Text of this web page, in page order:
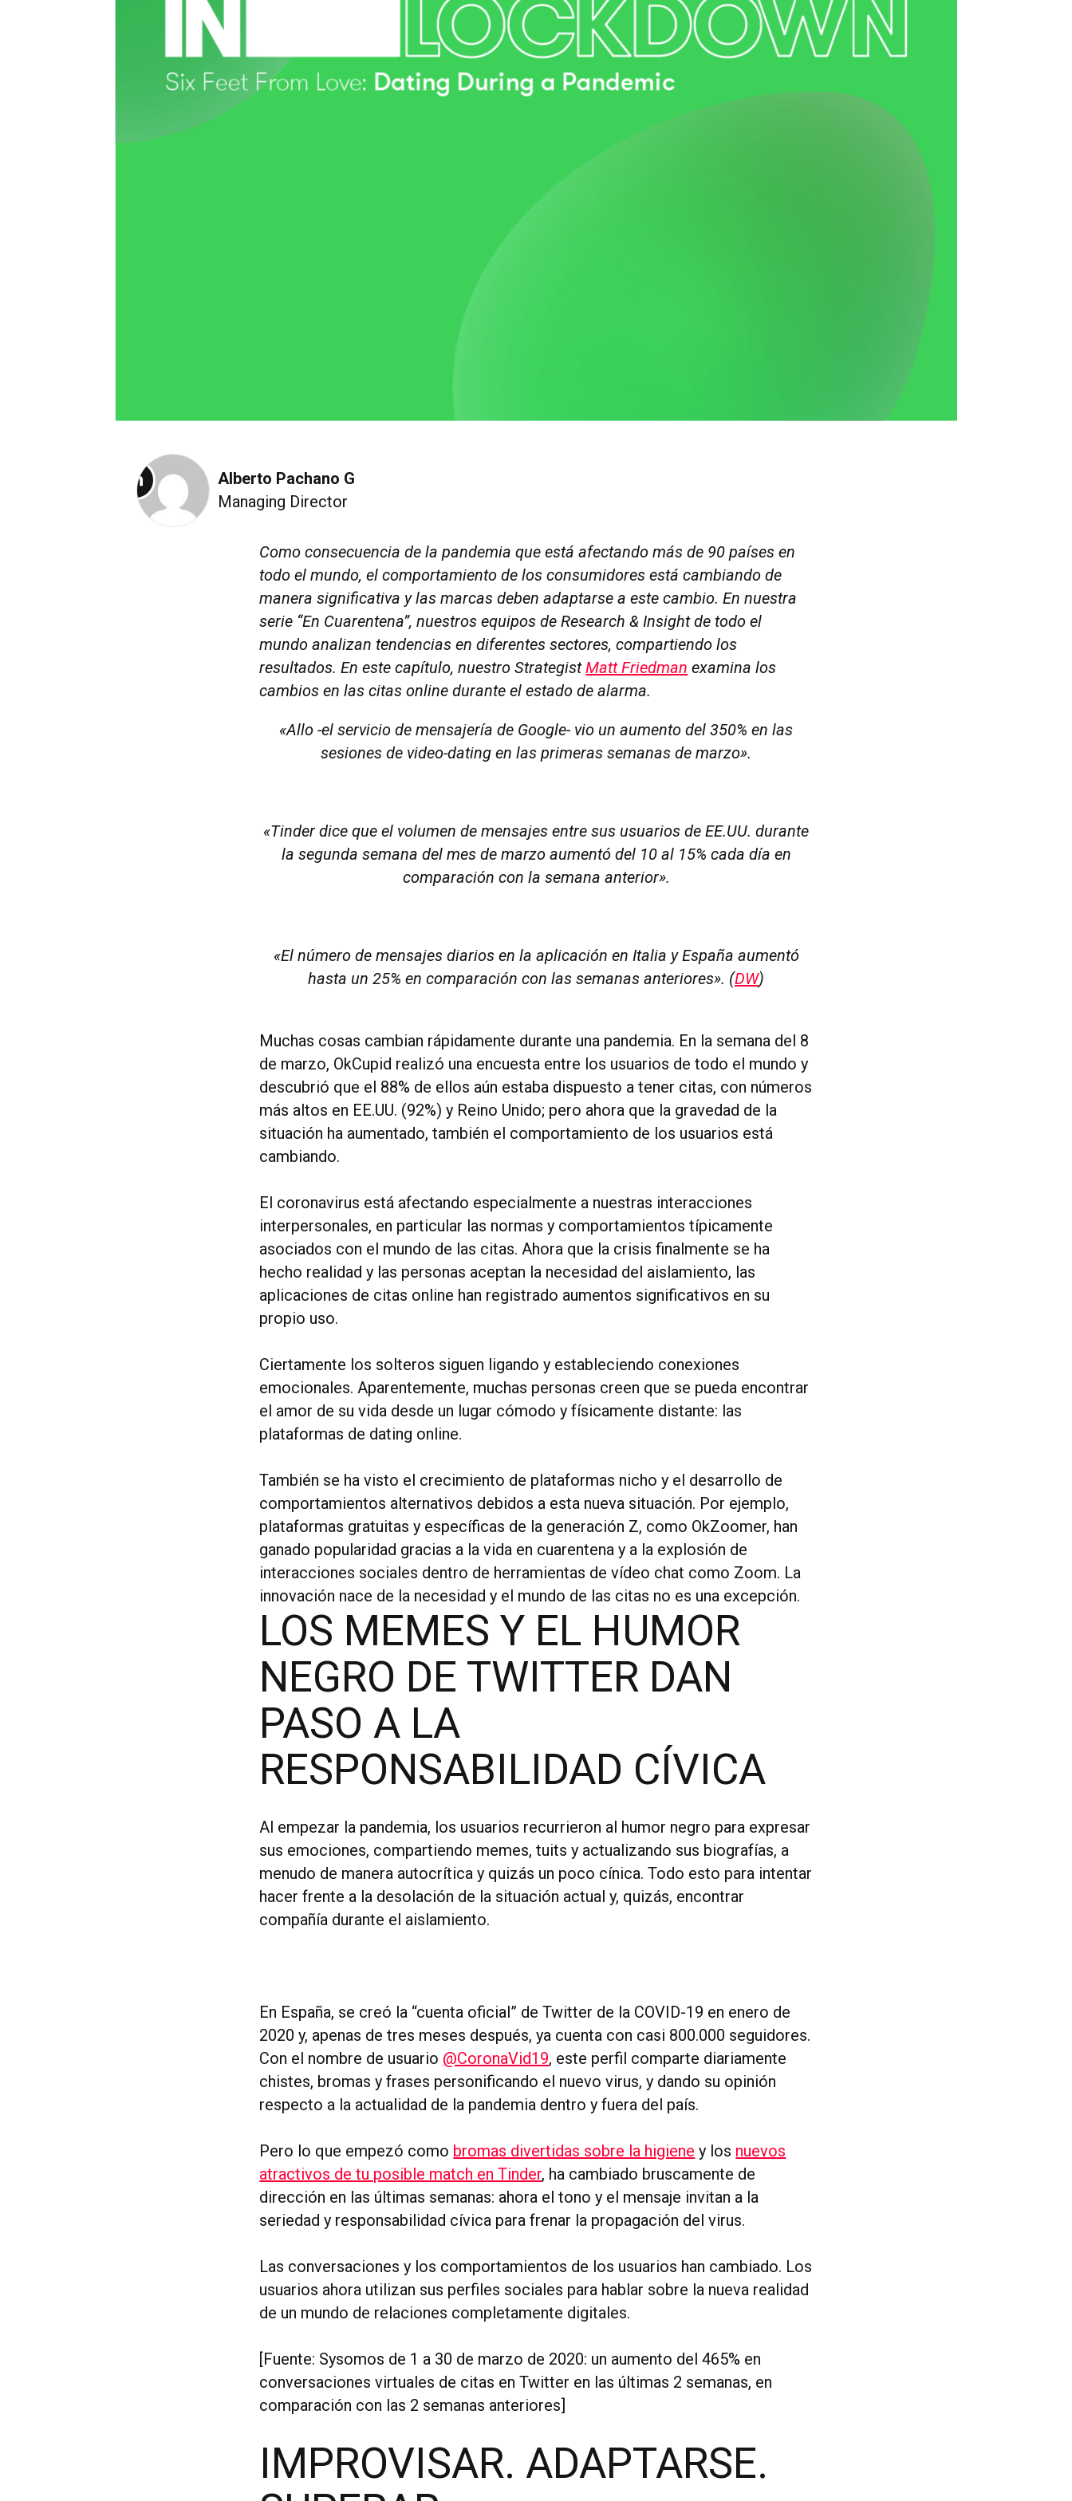
Select
to
Alberto Pachano G
Managing Director
Como consecuencia de la pandemia que está afectando más de 90 países en
todo el mundo, el comportamiento de los consumidores está cambiando de
manera significativa y las marcas deben adaptarse a este cambio. En nuestra
serie “En Cuarentena”, nuestros equipos de Research & Insight de todo el
mundo analizan tendencias en diferentes sectores, compartiendo los
resultados. En este capítulo, nuestro StrategistMatt Friedman examina los
cambios en las citas online durante el estado de alarma.
«Allo -el servicio de mensajería de Google- vio un aumento del 350% en las
sesiones de video-dating en las primeras semanas de marzo».
«Tinder dice que el volumen de mensajes entre sus usuarios de EE.UU. durante
la segunda semana del mes de marzo aumentó del 10 al 15% cada día en
comparación con la semana anterior».
«El número de mensajes diarios en la aplicación en Italia y España aumentó
hasta un 25% en comparación con las semanas anteriores». (DW)
Muchas cosas cambian rápidamente durante una pandemia. En la semana del 8
de marzo, OkCupid realizó una encuesta entre los usuarios de todo el mundo y
descubrió que el 88% de ellos aún estaba dispuesto a tener citas, con números
más altos en EE.UU. (92%) y Reino Unido; pero ahora que la gravedad de la
situación ha aumentado, también el comportamiento de los usuarios está
cambiando.
El coronavirus está afectando especialmente a nuestras interacciones
interpersonales, en particular las normas y comportamientos típicamente
asociados con el mundo de las citas. Ahora que la crisis finalmente se ha
hecho realidad y las personas aceptan la necesidad del aislamiento, las
aplicaciones de citas online han registrado aumentos significativos en su
propio uso.
Ciertamente los solteros siguen ligando y estableciendo conexiones
emocionales. Aparentemente, muchas personas creen que se pueda encontrar
el amor de su vida desde un lugar cómodo y físicamente distante: las
plataformas de dating online.
También se ha visto el crecimiento de plataformas nicho y el desarrollo de
comportamientos alternativos debidos a esta nueva situación. Por ejemplo,
plataformas gratuitas y específicas de la generación Z, como OkZoomer, han
ganado popularidad gracias a la vida en cuarentena y a la explosión de
interacciones sociales dentro de herramientas de vídeo chat como Zoom. La
innovación nace de la necesidad y el mundo de las citas no es una excepción.
LOS MEMES Y EL HUMOR
NEGRO DE TWITTER DAN
PASO A LA
RESPONSABILIDAD CÍVICA
Al empezar la pandemia, los usuarios recurrieron al humor negro para expresar
sus emociones, compartiendo memes, tuits y actualizando sus biografías, a
menudo de manera autocrítica y quizás un poco cínica. Todo esto para intentar
hacer frente a la desolación de la situación actual y, quizás, encontrar
compañía durante el aislamiento.
En España, se creó la “cuenta oficial” de Twitter de la COVID-19 en enero de
2020 y, apenas de tres meses después, ya cuenta con casi 800.000 seguidores.
Con el nombre de usuario @CoronaVid19, este perfil comparte diariamente
chistes, bromas y frases personificando el nuevo virus, y dando su opinión
respecto a la actualidad de la pandemia dentro y fuera del país.
Pero lo que empezó como bromas divertidas sobre la higiene y los nuevos
atractivos de tu posible match en Tinder, ha cambiado bruscamente de
dirección en las últimas semanas: ahora el tono y el mensaje invitan a la
seriedad y responsabilidad cívica para frenar la propagación del virus.
Las conversaciones y los comportamientos de los usuarios han cambiado. Los
usuarios ahora utilizan sus perfiles sociales para hablar sobre la nueva realidad
de un mundo de relaciones completamente digitales.
[Fuente: Sysomos de 1 a 30 de marzo de 2020: un aumento del 465% en
conversaciones virtuales de citas en Twitter en las últimas 2 semanas, en
comparación con las 2 semanas anteriores]
IMPROVISAR. ADAPTARSE.